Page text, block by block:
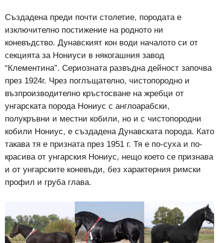
Създадена преди почти столетие, породата е
изключително постижение на родното ни
коневъдство. Дунавският кон води началото си от
секцията за Нониуси в някогашния завод
“Клементина”. Сериозната развъдна дейност започва
през 1924г. Чрез поглъщателно, чистопородно и
възпроизводително кръстосване на жребци от
унгарската порода Нониус с англоарабски,
полукръвни и местни кобили, но и с чистопородни
кобили Нониус, е създадена Дунавската порода. Като
такава тя е призната през 1951 г. Тя е по-суха и по-
красива от унгарския Нониус, нещо което се признава
и от унгарските коневъди, без характерния римски
профил и груба глава.